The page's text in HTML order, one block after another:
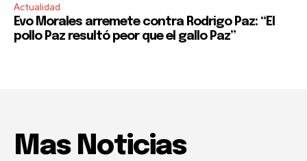
Actualidad
Evo Morales arremete contra Rodrigo Paz: “El
pollo Paz resultó peor que el gallo Paz”
Mas Noticias